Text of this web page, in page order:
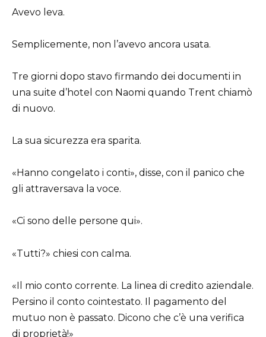
Avevo leva.
Semplicemente, non l’avevo ancora usata.
Tre giorni dopo stavo firmando dei documenti in
una suite d’hotel con Naomi quando Trent chiamò
di nuovo.
La sua sicurezza era sparita.
«Hanno congelato i conti», disse, con il panico che
gli attraversava la voce.
«Ci sono delle persone qui».
«Tutti?» chiesi con calma.
«Il mio conto corrente. La linea di credito aziendale.
Persino il conto cointestato. Il pagamento del
mutuo non è passato. Dicono che c’è una verifica
di proprietà!»